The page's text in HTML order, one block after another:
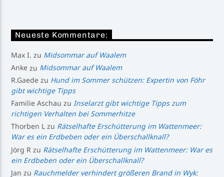
Neueste Kommentare:
Max I. zu Midsommar auf Waalem
Anke zu Midsommar auf Waalem
R.Gaede zu Hund im Sommer schützen: Expertin von Föhr
gibt wichtige Tipps
Familie Aschau zuInselarzt gibt wichtige Tipps zum
richtigen Verhalten bei Sommerhitze
Thorben L zu Rätselhafte Erschütterung im Wattenmeer:
War es ein Erdbeben oder ein Überschallknall?
Jörg R zu Rätselhafte Erschütterung im Wattenmeer: War es
ein Erdbeben oder ein Überschallknall?
Jan zu Rauchmelder verhindert größeren Brand in Wyk: